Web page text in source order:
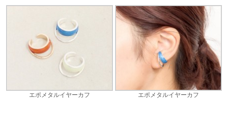
エポメタルイヤーカフ エポメタルイヤーカフ